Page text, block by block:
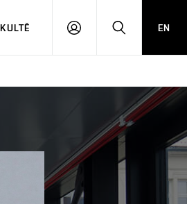
PŘIHLÁSITHLEDAT
EN